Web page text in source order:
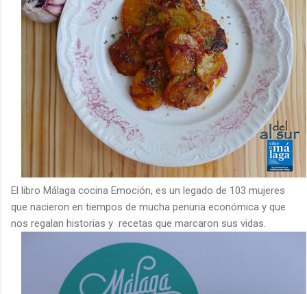
El libro Málaga cocina Emoción, es un legado de 103 mujeres
que nacieron en tiempos de mucha penuria económica y que
nos regalan historias y recetas que marcaron sus vidas.